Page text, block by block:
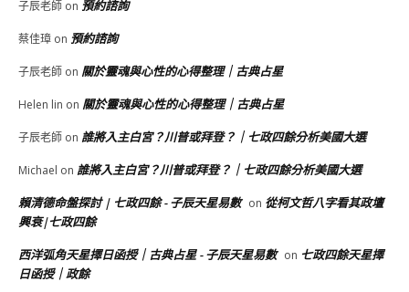
子辰老師 on 預約諮詢
蔡佳璋 on 預約諮詢
子辰老師 on 關於靈魂與心性的心得整理｜古典占星
Helen lin on 關於靈魂與心性的心得整理｜古典占星
子辰老師 on 誰將入主白宮？川普或拜登？｜七政四餘分析美國大選
Michael on 誰將入主白宮？川普或拜登？｜七政四餘分析美國大選
賴清德命盤探討 | 七政四餘 - 子辰天星易數 on 從柯文哲八字看其政壇
興衰|七政四餘
西洋弧角天星擇日函授｜古典占星 - 子辰天星易數 on 七政四餘天星擇
日函授｜政餘